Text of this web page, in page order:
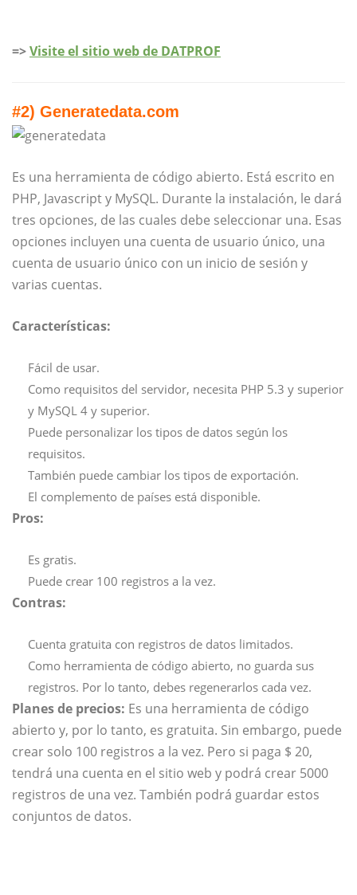
=>Visite el sitio web de DATPROF
#2) Generatedata.com
Es una herramienta de código abierto. Está escrito en
PHP, Javascript y MySQL. Durante la instalación, le dará
tres opciones, de las cuales debe seleccionar una. Esas
opciones incluyen una cuenta de usuario único, una
cuenta de usuario único con un inicio de sesión y
varias cuentas.
Características:
Fácil de usar.
Como requisitos del servidor, necesita PHP 5.3 y superior
y MySQL 4 y superior.
Puede personalizar los tipos de datos según los
requisitos.
También puede cambiar los tipos de exportación.
El complemento de países está disponible.
Pros:
Es gratis.
Puede crear 100 registros a la vez.
Contras:
Cuenta gratuita con registros de datos limitados.
Como herramienta de código abierto, no guarda sus
registros. Por lo tanto, debes regenerarlos cada vez.
Planes de precios: Es una herramienta de código
abierto y, por lo tanto, es gratuita. Sin embargo, puede
crear solo 100 registros a la vez. Pero si paga $ 20,
tendrá una cuenta en el sitio web y podrá crear 5000
registros de una vez. También podrá guardar estos
conjuntos de datos.